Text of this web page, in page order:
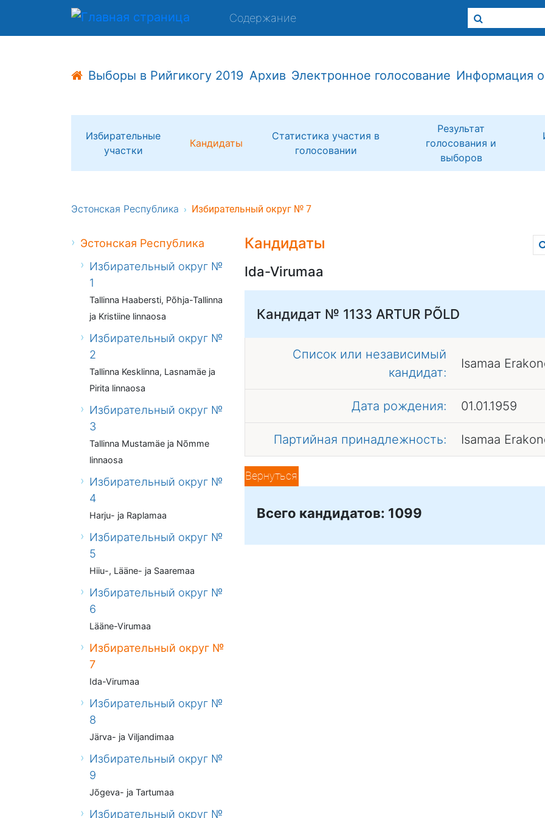
Содержание
Выборы в Рийгикогу 2019 Архив Электронное голосование Информация
Избирательные
участки
Кандидаты
Статистика участия в
голосовании
Результат
голосования и
выборов
Эстонская Республика Избирательный округ № 7
Эстонская Республика
Избирательный округ №
1
Tallinna Haabersti, Põhja-Tallinna
ja Kristiine linnaosa
Избирательный округ №
2
Tallinna Kesklinna, Lasnamäe ja
Pirita linnaosa
Избирательный округ №
3
Tallinna Mustamäe ja Nõmme
linnaosa
Избирательный округ №
4
Harju- ja Raplamaa
Избирательный округ №
5
Hiiu-, Lääne- ja Saaremaa
Избирательный округ №
6
Lääne-Virumaa
Избирательный округ №
7
Ida-Virumaa
Избирательный округ №
8
Järva- ja Viljandimaa
Избирательный округ №
9
Jõgeva- ja Tartumaa
Избирательный округ №
Кандидаты
Ida-Virumaa
Кандидат № 1133 ARTUR PÕLD
Список или независимый
кандидат:
Isamaa
Дата рождения: 01.01.1959
Партийная принадлежность: Isamaa
Вернуться
Всего кандидатов: 1099